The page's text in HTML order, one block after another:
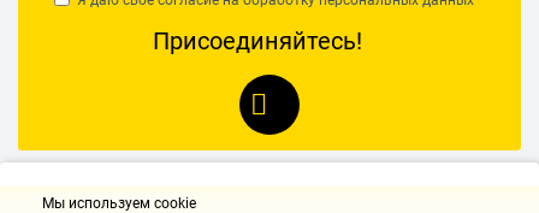
Спортивные с Bluetooth
Белые Голубые Зеленые Желтые Красные
Присоединяйтесь!
Мы используем cookie